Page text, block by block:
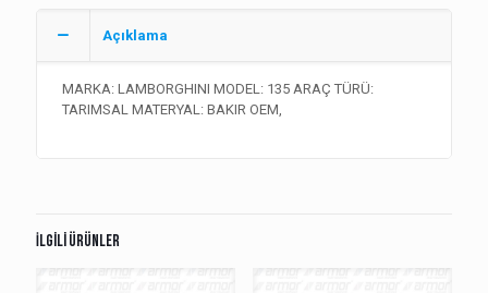
Açıklama
MARKA: LAMBORGHINI MODEL: 135 ARAÇ TÜRÜ:
TARIMSAL MATERYAL: BAKIR OEM,
İlgili ürünler